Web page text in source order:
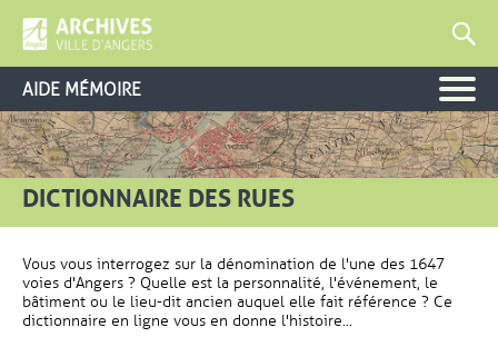
AIDE MÉMOIRE
DICTIONNAIRE DES RUES
Vous vous interrogez sur la dénomination de l'une des 1647
voies d'Angers ? Quelle est la personnalité, l'événement, le
bâtiment ou le lieu-dit ancien auquel elle fait référence ? Ce
dictionnaire en ligne vous en donne l'histoire...